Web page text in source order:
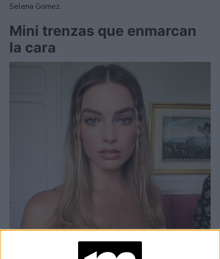
Selena Gomez.
Mini trenzas que enmarcan
la cara